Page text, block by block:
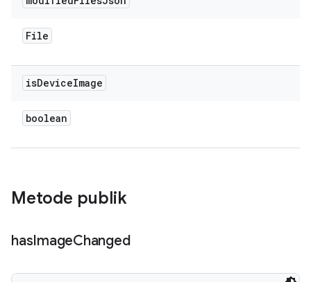
File
isDeviceImage
boolean
Metode publik
hasImageChanged